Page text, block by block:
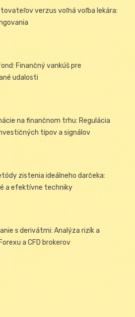
verzus voľná voľba lekára:
Finančný vankúš pre
udalosti
na finančnom trhu: Regulácia
tipov a signálov
zistenia ideálneho darčeka:
a efektívne techniky
s derivátmi: Analýza rizík a
a CFD brokerov